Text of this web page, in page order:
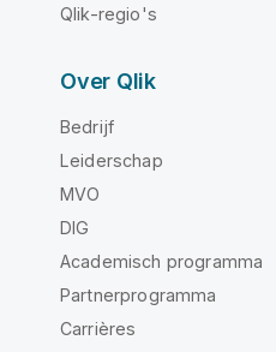
Qlik-regio's
Over Qlik
Bedrijf
Leiderschap
MVO
DIG
Academisch programma
Partnerprogramma
Carrières